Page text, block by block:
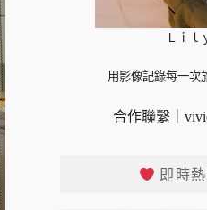
Ｌｉｌ
用影像記錄每一次
合作聯繫｜
即時